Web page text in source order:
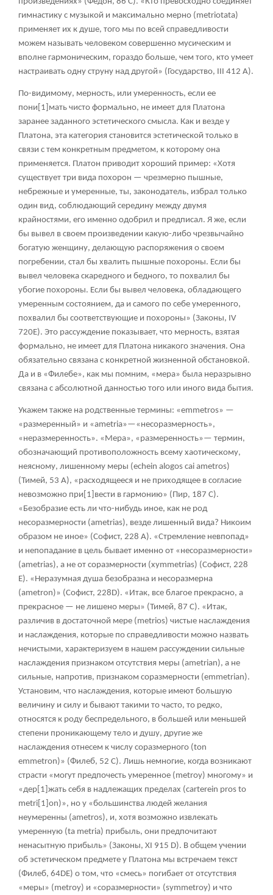
гимнастику с музыкой и максимально мерно (metriotata)
применяет их к душе, того мы по всей справедливости
можем называть человеком совершенно мусическим и
вполне гармоническим, гораздо больше, чем того, кто умеет
настраивать одну струну над другой» (Государство, III 412 А).
По-видимому, мерность, или умеренность, если ее
пони [1] мать чисто формально, не имеет для Платона
заранее заданного эстетического смысла. Как и везде у
Платона, эта категория становится эстетической только в
связи с тем конкретным предметом, к которому она
применяется. Платон приводит хороший пример: «Хотя
существует три вида похорон — чрезмерно пышные,
небрежные и умеренные, ты, законодатель, избрал только
один вид, соблюдающий середину между двумя
крайностями, его именно одобрил и предписал. Я же, если
бы вывел в своем произведении какую-либо чрезвычайно
богатую женщину, делающую распоряжения о своем
погребении, стал бы хвалить пышные похороны. Если бы
вывел человека скаредного и бедного, то похвалил бы
убогие похороны. Если бы вывел человека, обладающего
умеренным состоянием, да и самого по себе умеренного,
похвалил бы соответствующие и похороны» (Законы, IV
720Е). Это рассуждение показывает, что мерность, взятая
формально, не имеет для Платона никакого значения. Она
обязательно связана с конкретной жизненной обстановкой.
Да и в «Филебе», как мы помним, «мера» была неразрывно
связана с абсолютной данностью того или иного вида бытия.
Укажем также на родственные термины: «emmetros» —
«размеренный» и «ametria»—«несоразмерность»,
«неразмеренность». «Мера», «размеренность»— термин,
обозначающий противоположность всему хаотическому,
неясному, лишенному меры (echein alogos cai ametros)
(Тимей, 53 A), «расходящееся и не приходящее в согласие
невозможно при [1] вести в гармонию» (Пир, 187 С).
«Безобразие есть ли что-нибудь иное, как не род
несоразмерности (ametrias), везде лишенный вида? Никоим
образом не иное» (Софист, 228 А). «Стремление невпопад»
и непопадание в цель бывает именно от «несоразмерности»
(ametrias), а не от соразмерности (xymmetrias) (Софист, 228
Е). «Неразумная душа безобразна и несоразмерна
(ametron)» (Софист, 228D). «Итак, все благое прекрасно, а
прекрасное — не лишено меры» (Тимей, 87 С). «Итак,
различив в достаточной мере (metrios) чистые наслаждения
и наслаждения, которые по справедливости можно назвать
нечистыми, характеризуем в нашем рассуждении сильные
наслаждения признаком отсутствия меры (ametrian), а не
сильные, напротив, признаком соразмерности (emmetrian).
Установим, что наслаждения, которые имеют большую
величину и силу и бывают такими то часто, то редко,
относятся к роду беспредельного, в большей или меньшей
степени проникающему тело и душу, другие же
наслаждения отнесем к числу соразмерного (ton
emmetron)» (Филеб, 52 С). Лишь немногие, когда возникают
страсти «могут предпочесть умеренное (metroy) многому» и
«дер [1] жать себя в надлежащих пределах (carterein pros to
metri [1] on)», но у «большинства людей желания
неумеренны (ametros), и, хотя возможно извлекать
умеренную (ta metria) прибыль, они предпочитают
ненасытную прибыль» (Законы, XI 915 D). В общем учении
об эстетическом предмете у Платона мы встречаем текст
(Филеб, 64DE) о том, что «смесь» погибает от отсутствия
«меры» (metroy) и «соразмерности» (symmetroy) и что